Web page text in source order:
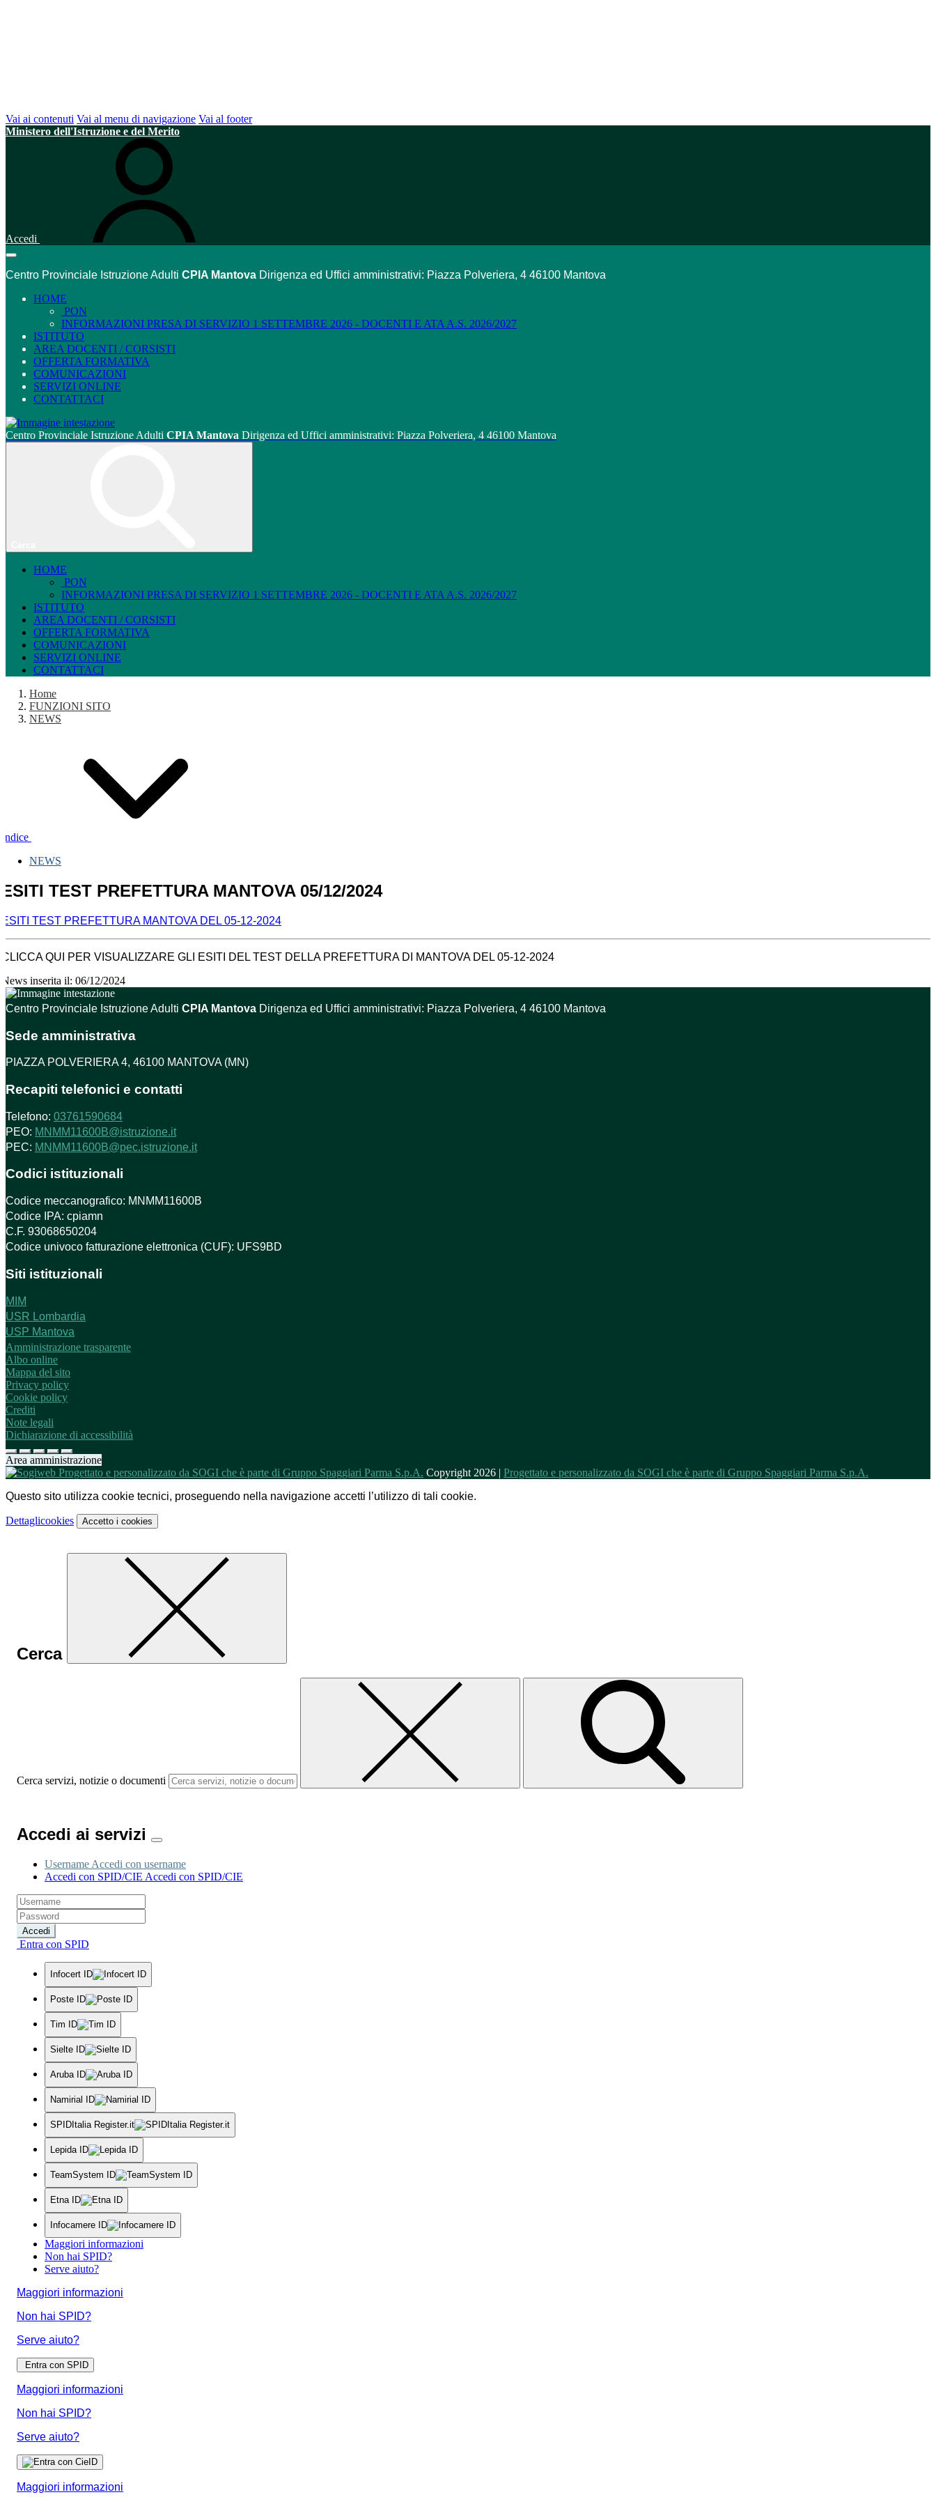
Vai ai contenuti Vai al menu di navigazione Vai al footer
Ministero dell'Istruzione e del Merito
Accedi
Centro Provinciale Istruzione Adulti CPIA Mantova Dirigenza ed Uffici amministrativi: Piazza Polveriera, 4 46100 Mantova
HOME
PON
INFORMAZIONI PRESA DI SERVIZIO 1 SETTEMBRE 2026 - DOCENTI E ATA A.S. 2026/2027
ISTITUTO
AREA DOCENTI / CORSISTI
OFFERTA FORMATIVA
COMUNICAZIONI
SERVIZI ONLINE
CONTATTACI
Centro Provinciale Istruzione Adulti CPIA Mantova Dirigenza ed Uffici amministrativi: Piazza Polveriera, 4 46100 Mantova
HOME
PON
INFORMAZIONI PRESA DI SERVIZIO 1 SETTEMBRE 2026 - DOCENTI E ATA A.S. 2026/2027
ISTITUTO
AREA DOCENTI / CORSISTI
OFFERTA FORMATIVA
COMUNICAZIONI
SERVIZI ONLINE
CONTATTACI
Home
FUNZIONI SITO
NEWS
Indice
NEWS
ESITI TEST PREFETTURA MANTOVA 05/12/2024
ESITI TEST PREFETTURA MANTOVA DEL 05-12-2024
CLICCA QUI PER VISUALIZZARE GLI ESITI DEL TEST DELLA PREFETTURA DI MANTOVA DEL 05-12-2024
News inserita il: 06/12/2024
Centro Provinciale Istruzione Adulti CPIA Mantova Dirigenza ed Uffici amministrativi: Piazza Polveriera, 4 46100 Mantova
Sede amministrativa
PIAZZA POLVERIERA 4, 46100 MANTOVA (MN)
Recapiti telefonici e contatti
Telefono: 03761590684
PEO: MNMM11600B@istruzione.it
PEC: MNMM11600B@pec.istruzione.it
Codici istituzionali
Codice meccanografico: MNMM11600B
Codice IPA: cpiamn
C.F. 93068650204
Codice univoco fatturazione elettronica (CUF): UFS9BD
Siti istituzionali
MIM
USR Lombardia
USP Mantova
Amministrazione trasparente
Albo online
Mappa del sito
Privacy policy
Cookie policy
Crediti
Note legali
Dichiarazione di accessibilità
Area amministrazione
Copyright 2026 | Progettato e personalizzato da SOGI che è parte di Gruppo Spaggiari Parma S.p.A.
Questo sito utilizza cookie tecnici, proseguendo nella navigazione accetti l’utilizzo di tali cookie.
Dettaglicookies Accetto i cookies
Cerca
Cerca servizi, notizie o documenti
Accedi ai servizi
Username Accedi con username
Accedi con SPID/CIE Accedi con SPID/CIE
Accedi
Entra con SPID
Infocert ID
Poste ID
Tim ID
Sielte ID
Aruba ID
Namirial ID
SPIDItalia Register.it
Lepida ID
TeamSystem ID
Etna ID
Infocamere ID
Maggiori informazioni
Non hai SPID?
Serve aiuto?
Maggiori informazioni
Non hai SPID?
Serve aiuto?
Entra con SPID
Maggiori informazioni
Non hai SPID?
Serve aiuto?
Maggiori informazioni